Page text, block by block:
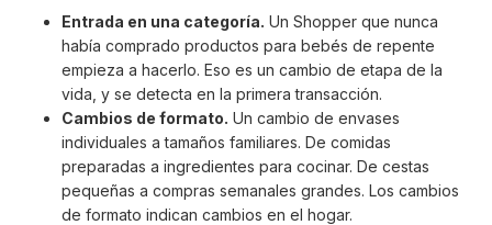
Entrada en una categoría. Un Shopper que nunca
había comprado productos para bebés de repente
empieza a hacerlo. Eso es un cambio de etapa de la
vida, y se detecta en la primera transacción.
Cambios de formato. Un cambio de envases
individuales a tamaños familiares. De comidas
preparadas a ingredientes para cocinar. De cestas
pequeñas a compras semanales grandes. Los cambios
de formato indican cambios en el hogar.